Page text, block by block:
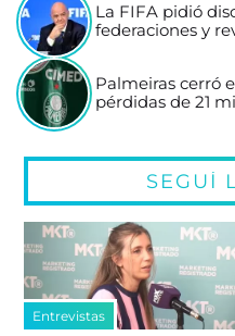
La FIFA pidió
federaciones y
Palmeiras cerró
pérdidas de 21
SEGUÍ
Entrevistas